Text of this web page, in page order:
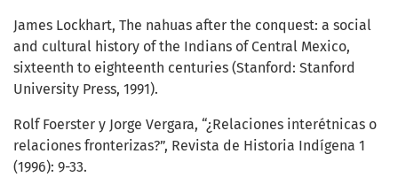
James Lockhart, The nahuas after the conquest: a social
and cultural history of the Indians of Central Mexico,
sixteenth to eighteenth centuries (Stanford: Stanford
University Press, 1991).
Rolf Foerster y Jorge Vergara, “¿Relaciones interétnicas o
relaciones fronterizas?”, Revista de Historia Indígena 1
(1996): 9-33.